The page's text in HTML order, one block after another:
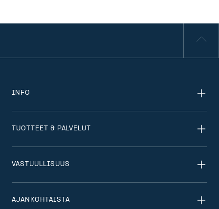
INFO
TUOTTEET & PALVELUT
VASTUULLISUUS
AJANKOHTAISTA